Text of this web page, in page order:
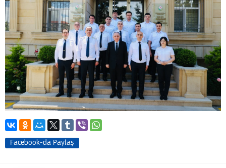
Facebook-da Paylaş